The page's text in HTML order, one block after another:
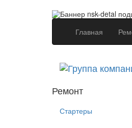
Главная (current)
Ремонт
Стартеры